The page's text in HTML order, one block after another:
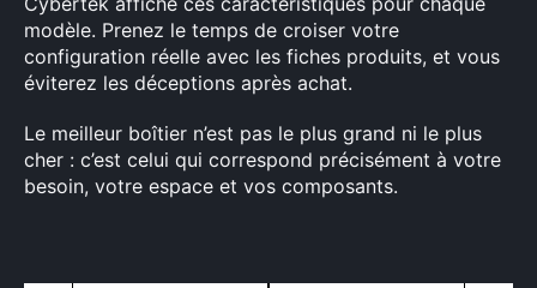
modèle. Prenez le temps de croiser votre
configuration réelle avec les fiches produits, et vous
éviterez les déceptions après achat.
Le meilleur boîtier n’est pas le plus grand ni le plus
cher : c’est celui qui correspond précisément à votre
besoin, votre espace et vos composants.